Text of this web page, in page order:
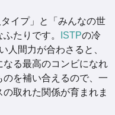
イプ」と「みんなの世
たりです。
ISTPの冷
人間力が合わさると、
る最高のコンビになれ
のを補い合えるので、一
取れた関係が育まれま